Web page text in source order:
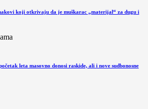
koji otkrivaju da je muškarac „materijal“ za dugu i
leta masovno donosi raskide, ali i nove sudbonosne